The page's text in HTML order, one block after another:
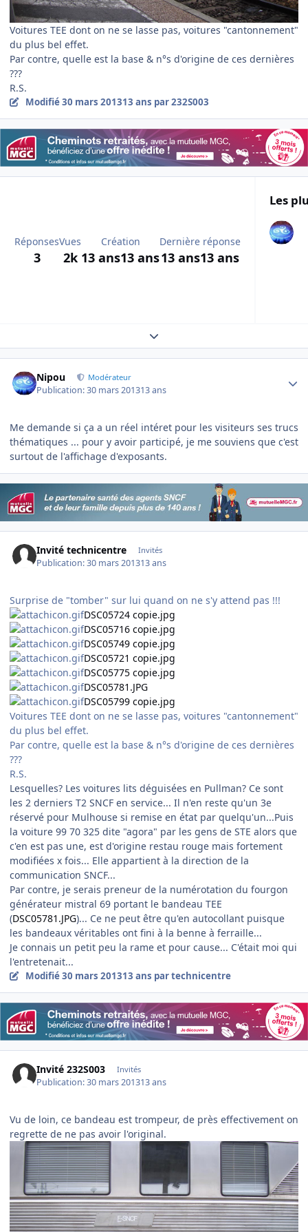
Voitures TEE dont on ne se lasse pas, voitures "cantonnement"
du plus bel effet.
Par contre, quelle est la base & n°s d'origine de ces dernières
???
R.S.
Modifié30 mars 201313 ans par 232S003
Réponses
3
Vues
2k
Création
13 ans13 ans
Dernière réponse
13 ans13 ans
Les
Expand topic overview
Nipou Modérateur
Publication:30 mars 201313 ans
Me demande si ça a un réel intéret pour les visiteurs ses trucs
thématiques ... pour y avoir participé, je me souviens que c'est
surtout de l'affichage d'exposants.
Invité technicentre Invités
Publication:30 mars 201313 ans
Surprise de "tomber" sur lui quand on ne s'y attend pas !!!
DSC05724 copie.jpg
DSC05716 copie.jpg
DSC05749 copie.jpg
DSC05721 copie.jpg
DSC05775 copie.jpg
DSC05781.JPG
DSC05799 copie.jpg
Voitures TEE dont on ne se lasse pas, voitures "cantonnement"
du plus bel effet.
Par contre, quelle est la base & n°s d'origine de ces dernières
???
R.S.
Lesquelles? Les voitures lits déguisées en Pullman? Ce sont
les 2 derniers T2 SNCF en service... Il n'en reste qu'un 3e
réservé pour Mulhouse si remise en état par quelqu'un...Puis
la voiture 99 70 325 dite "agora" par les gens de STE alors que
c'en est pas une, est d'origine restau rouge mais fortement
modifiées x fois... Elle appartient à la direction de la
communication SNCF...
Par contre, je serais preneur de la numérotation du fourgon
générateur mistral 69 portant le bandeau TEE
(DSC05781.JPG)... Ce ne peut être qu'en autocollant puisque
les bandeaux véritables ont fini à la benne à ferraille...
Je connais un petit peu la rame et pour cause... C'était moi qui
l'entretenait...
Modifié30 mars 201313 ans par technicentre
Invité 232S003 Invités
Publication:30 mars 201313 ans
Vu de loin, ce bandeau est trompeur, de près effectivement on
regrette de ne pas avoir l'original.